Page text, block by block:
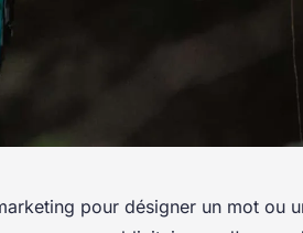
pour désigner un mot ou